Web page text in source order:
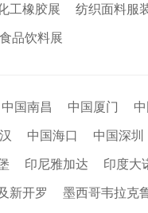
工橡胶展 纺织面料服
食品饮料展
中国南昌 中国厦门
中国海口 中国深圳
印尼雅加达 印度大
新开罗 墨西哥韦拉克